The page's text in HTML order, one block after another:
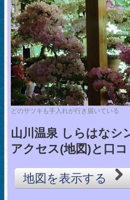
どのサツキも手入れが行き届いている
山川温泉 しらはなシ
アクセス(地図)と口コ
地図を表示する